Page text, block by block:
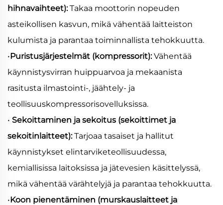
hihnavaihteet):Takaa moottorin nopeuden
asteikollisen kasvun, mikä vähentää laitteiston
kulumista ja parantaa toiminnallista tehokkuutta.
•Puristusjärjestelmät (kompressorit):Vähentää
käynnistysvirran huippuarvoa ja mekaanista
rasitusta ilmastointi-, jäähtely- ja
teollisuuskompressorisovelluksissa.
• Sekoittaminen ja sekoitus (sekoittimet ja
sekoitinlaitteet):Tarjoaa tasaiset ja hallitut
käynnistykset elintarviketeollisuudessa,
kemiallisissa laitoksissa ja jätevesien käsittelyssä,
mikä vähentää värähtelyjä ja parantaa tehokkuutta.
•Koon pienentäminen (murskauslaitteet ja